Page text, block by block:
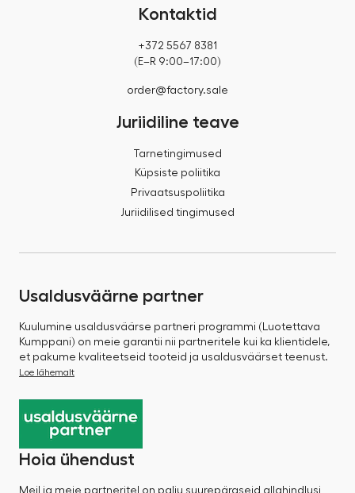
Kontaktid
+372 5567 8381
(E–R 9:00–17:00)
order@factory.sale
Juriidiline teave
Tarnetingimused
Küpsiste poliitika
Privaatsuspoliitika
Juriidilised tingimused
Usaldusväärne partner
Kuulumine usaldusväärse partneri programmi (Luotettava
Kumppani) on meie garantii nii partneritele kui ka klientidele,
et pakume kvaliteetseid tooteid ja usaldusväärset teenust.
Loe lähemalt
Hoia ühendust
Meil ja meie partneritel on palju suurepäraseid allahindlusi